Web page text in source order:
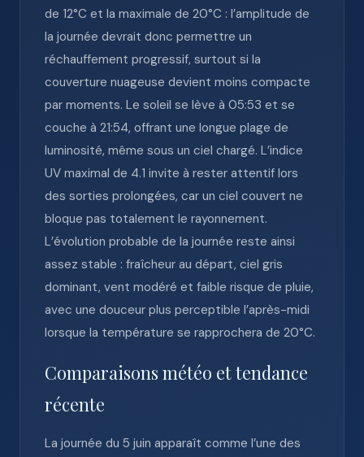
de 12°C et la maximale de 20°C : l’amplitude de
la journée devrait donc permettre un
réchauffement progressif, surtout si la
couverture nuageuse devient moins compacte
par moments. Le soleil se lève à 05:53 et se
couche à 21:54, offrant une longue plage de
luminosité, même sous un ciel chargé. L’indice
UV maximal de 4.1 invite à rester attentif lors
des sorties prolongées, car un ciel couvert ne
bloque pas totalement le rayonnement.
L’évolution probable de la journée reste ainsi
assez stable : fraîcheur au départ, ciel gris
dominant, vent modéré et faible risque de pluie,
avec une douceur plus perceptible l’après-midi
lorsque la température se rapprochera de 20°C.
Comparaisons météo et tendance
récente
La journée du 5 juin apparaît comme l’une des